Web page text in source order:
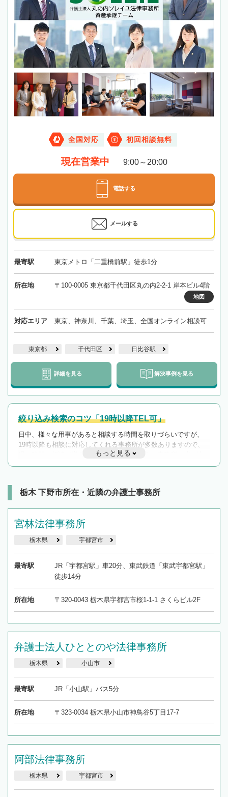
全国対応 初回相談無料
現在営業中 9:00～20:00
電話する
メールする
最寄駅 東京メトロ「二重橋前駅」徒歩1分
所在地 〒100-0005 東京都千代田区丸の内2-2-1 岸本ビル4階
地図
対応エリア 東京、神奈川、千葉、埼玉、全国オンライン相談可
東京都 千代田区 日比谷駅
詳細を見る 解決事例を見る
絞り込み検索のコツ「19時以降TEL可」
日中、様々な用事があると相談する時間を取りづらいですが、
19時以降も相談に対応してくれる事務所が多数ありますので、
遅い時間の相談が増えそうな場合はそのような事務所に絞り込
んで検索してみましょう。
を加えて再検索
もっと見る
栃木 下野市所在・近隣の弁護士事務所
宮林法律事務所
栃木県 宇都宮市
最寄駅
JR「宇都宮駅」車20分、東武鉄道「東武宇都宮駅」
徒歩14分
所在地 〒320-0043 栃木県宇都宮市桜1-1-1 さくらビル2F
弁護士法人ひととのや法律事務所
栃木県 小山市
最寄駅 JR「小山駅」バス5分
所在地 〒323-0034 栃木県小山市神鳥谷5丁目17-7
阿部法律事務所
栃木県 宇都宮市